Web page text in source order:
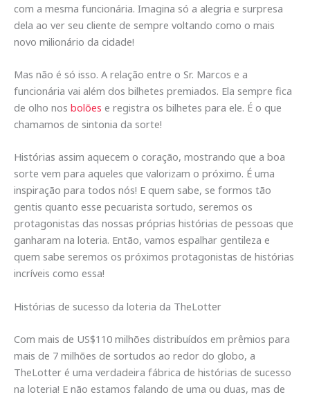
com a mesma funcionária. Imagina só a alegria e surpresa
dela ao ver seu cliente de sempre voltando como o mais
novo milionário da cidade!
Mas não é só isso. A relação entre o Sr. Marcos e a
funcionária vai além dos bilhetes premiados. Ela sempre fica
de olho nos bolões e registra os bilhetes para ele. É o que
chamamos de sintonia da sorte!
Histórias assim aquecem o coração, mostrando que a boa
sorte vem para aqueles que valorizam o próximo. É uma
inspiração para todos nós! E quem sabe, se formos tão
gentis quanto esse pecuarista sortudo, seremos os
protagonistas das nossas próprias histórias de pessoas que
ganharam na loteria. Então, vamos espalhar gentileza e
quem sabe seremos os próximos protagonistas de histórias
incríveis como essa!
Histórias de sucesso da loteria da TheLotter
Com mais de US$110 milhões distribuídos em prêmios para
mais de 7 milhões de sortudos ao redor do globo, a
TheLotter é uma verdadeira fábrica de histórias de sucesso
na loteria! E não estamos falando de uma ou duas, mas de